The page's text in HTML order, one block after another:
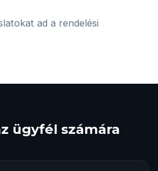
ad a rendelési
ügyfél számára